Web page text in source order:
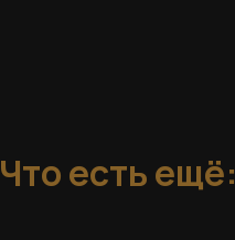
Что есть ещё: